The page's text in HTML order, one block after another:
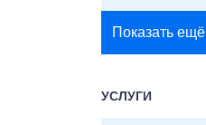
Показать ещё
УСЛУГИ